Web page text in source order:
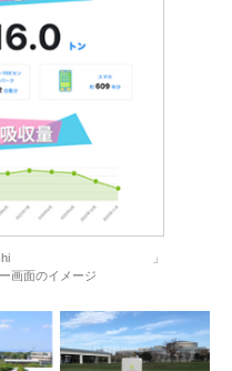
」
画面のイメージ